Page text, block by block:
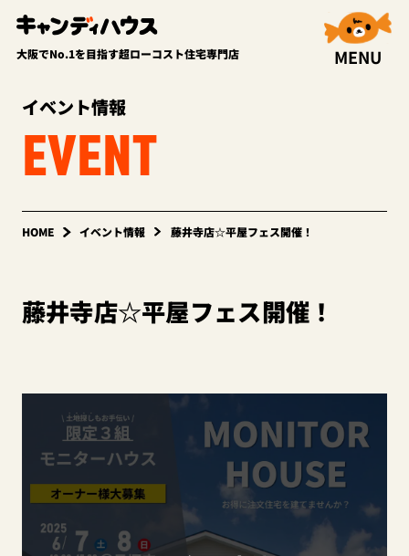
大阪でNo.1を目指す超ローコスト住宅専門店 MENU
イベント情報
EVENT
HOME イベント情報 藤井寺店☆平屋フェス開催！
藤井寺店☆平屋フェス開催！